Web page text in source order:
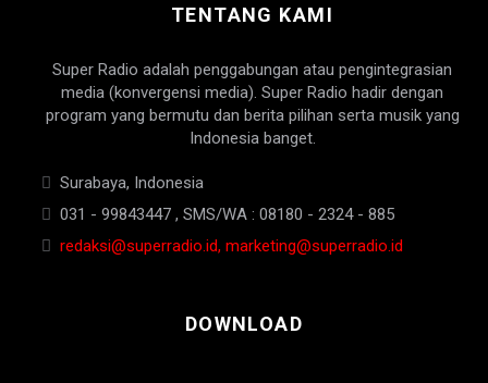
TENTANG KAMI
Super Radio adalah penggabungan atau pengintegrasian
media (konvergensi media). Super Radio hadir dengan
program yang bermutu dan berita pilihan serta musik yang
Indonesia banget.
Surabaya, Indonesia
031 - 99843447 , SMS/WA : 08180 - 2324 - 885
redaksi@superradio.id, marketing@superradio.id
DOWNLOAD